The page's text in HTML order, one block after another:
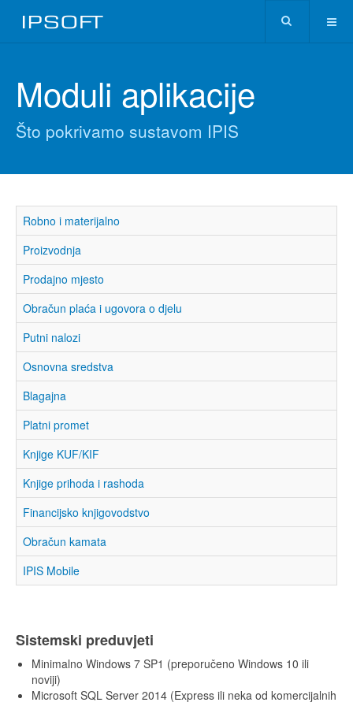
Moduli aplikacije
Što pokrivamo sustavom IPIS
Robno i materijalno
Proizvodnja
Prodajno mjesto
Obračun plaća i ugovora o djelu
Putni nalozi
Osnovna sredstva
Blagajna
Platni promet
Knjige KUF/KIF
Knjige prihoda i rashoda
Financijsko knjigovodstvo
Obračun kamata
IPIS Mobile
Sistemski preduvjeti
Minimalno Windows 7 SP1 (preporučeno Windows 10 ili
noviji)
Microsoft SQL Server 2014 (Express ili neka od komercijalnih